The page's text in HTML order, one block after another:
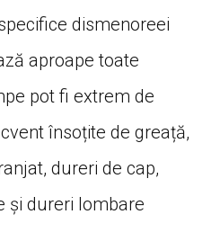
dismenoreei
aproape toate
pot fi extrem de
însoțite de greață,
dureri de cap,
și dureri lombare